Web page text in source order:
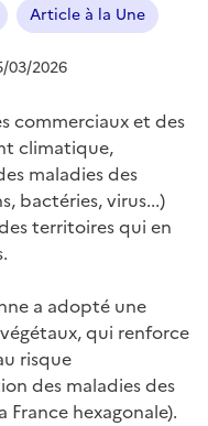
Article à la Une
03/2026
commerciaux et des
climatique,
maladies des
bactéries, virus...)
territoires qui en
a adopté une
qui renforce
risque
des maladies des
hexagonale).